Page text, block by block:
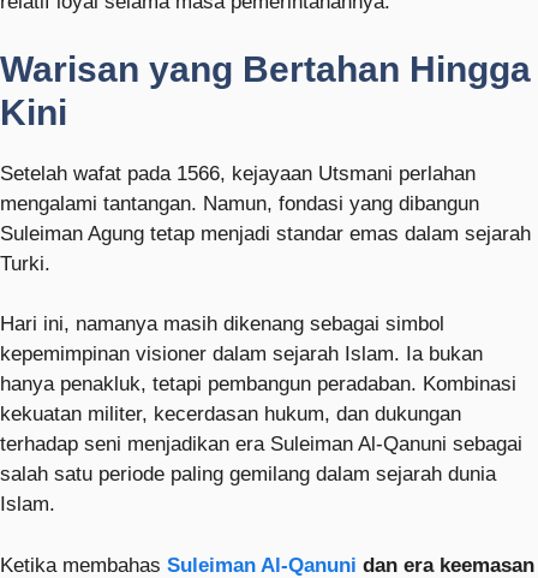
Warisan yang Bertahan Hingga
Kini
Setelah wafat pada 1566, kejayaan Utsmani perlahan
mengalami tantangan. Namun, fondasi yang dibangun
Suleiman Agung tetap menjadi standar emas dalam sejarah
Turki.
Hari ini, namanya masih dikenang sebagai simbol
kepemimpinan visioner dalam sejarah Islam. Ia bukan
hanya penakluk, tetapi pembangun peradaban. Kombinasi
kekuatan militer, kecerdasan hukum, dan dukungan
terhadap seni menjadikan era Suleiman Al-Qanuni sebagai
salah satu periode paling gemilang dalam sejarah dunia
Islam.
Ketika membahas Suleiman Al-Qanuni dan era keemasan